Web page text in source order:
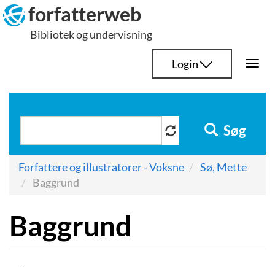
Hop
til
indhold
forfatterweb
Bibliotek og undervisning
Login
Søg
Forfattere og illustratorer - Voksne
Sø, Mette
Baggrund
Baggrund